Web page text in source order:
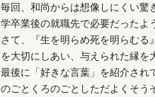
毎回、和尚からは想像しにくい驚
学卒業後の就職先で必要だったよ
さて、『生を明らめ死を明らむ
を大切にしあい、与えられた縁を
最後に「好きな言葉」を紹介され
のごとくろのごとしただよくそう